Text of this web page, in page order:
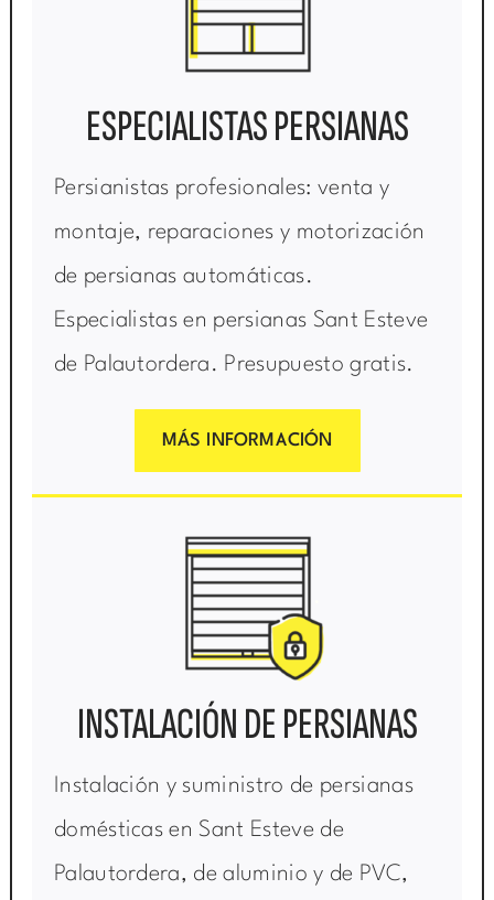
ESPECIALISTAS PERSIANAS
Persianistas profesionales: venta y
montaje, reparaciones y motorización
de persianas automáticas.
Especialistas en persianas Sant Esteve
de Palautordera. Presupuesto gratis.
MÁS INFORMACIÓN
INSTALACIÓN DE PERSIANAS
Instalación y suministro de persianas
domésticas en Sant Esteve de
Palautordera, de aluminio y de PVC,